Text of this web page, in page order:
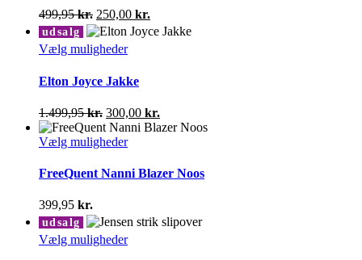
varianter.
Mulighederne
kan
vælges
varesiden
499,95kr. Den
oprindelige
pris
var:
250,00 kr.
aktuelle
udsalg
Vælg mulighederDette
har
flere
varianter.
Mulighederne
kan
vælges
varesiden
Elton Joyce Jakke
1.499,95kr. Den
oprindelige
pris
1.499,95 kr..
300,00 kr.
aktuelle
300,00 kr..
Vælg mulighederDette
har
kan
vælges
FreeQuent Nanni Blazer Noos
399,95 kr.
udsalg
Vælg mulighederDette